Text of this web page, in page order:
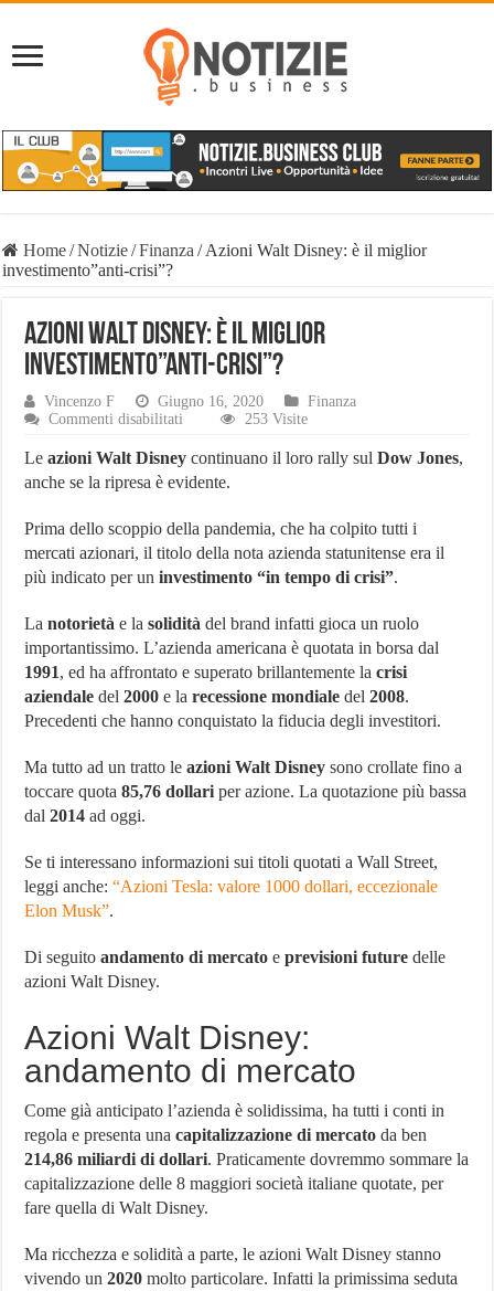
Home/Notizie/Finanza / Azioni Walt Disney: è il miglior
investimento”anti-crisi”?
Azioni Walt Disney: è il miglior
investimento”anti-crisi”?
Vincenzo F Giugno 16, 2020
Finanza
Commenti disabilitati
Walt
è
miglior
investimento”anti-
crisi”?
253 Visite
Le azioni Walt Disney continuano il loro rally sulDow Jones,
anche se la ripresa è evidente.
Prima dello scoppio della pandemia, che ha colpito tutti i
mercati azionari, il titolo della nota azienda statunitense era il
più indicato per un investimento “in tempo di crisi”.
La notorietà e lasolidità del brand infatti gioca un ruolo
importantissimo. L’azienda americana è quotata in borsa dal
1991, ed ha affrontato e superato brillantemente lacrisi
aziendale del2000 e larecessione mondiale del2008.
Precedenti che hanno conquistato la fiducia degli investitori.
Ma tutto ad un tratto leazioni Walt Disney sono crollate fino a
toccare quota85,76 dollari per azione. La quotazione più bassa
dal2014 ad oggi.
Se ti interessano informazioni sui titoli quotati a Wall Street,
leggi anche:“Azioni Tesla: valore 1000 dollari, eccezionale
Elon Musk”.
Di seguitoandamento di mercato eprevisioni future delle
azioni Walt Disney.
Azioni Walt Disney:
andamento di mercato
Come già anticipato l’azienda è solidissima, ha tutti i conti in
regola e presenta unacapitalizzazione di mercato da ben
214,86 miliardi di dollari. Praticamente dovremmo sommare la
capitalizzazione delle 8 maggiori società italiane quotate, per
fare quella di Walt Disney.
Ma ricchezza e solidità a parte, le azioni Walt Disney stanno
vivendo un 2020 molto particolare. Infatti la primissima seduta